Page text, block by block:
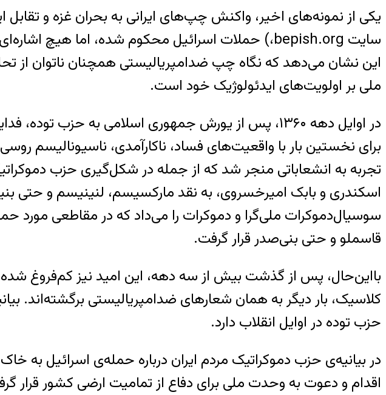
یکی از نمونه‌های اخیر، واکنش چپ‌های ایرانی به بحران غزه و تقابل ایران و
سایت bepish.org،)
این نشان می‌دهد که نگاه چپ ضدامپریالیستی همچنان ناتوان از
ملی بر اولویت‌های ایدئولوژیک خود است.
در اوایل دهه ۱۳۶۰، پس از یورش جمهوری اسلامی به حزب
تجربه به انشعاباتی منجر شد که از جمله در شکل‌گیری حزب
اسکندری و بابک امیرخسروی، به نقد مارکسیسم، لنینیسم و حتی
سوسیال‌دموکرات ملی‌گرا و دموکرات را می‌داد که در مقاطعی مورد
قاسملو و حتی بنی‌صدر قرار گرفت.
بااین‌حال، پس از گذشت بیش از سه دهه، این امید نیز کم‌فروغ
کلاسیک، بار دیگر به همان شعارهای ضدامپریالیستی برگشته‌اند.
حزب توده در اوایل انقلاب دارد.
در بیانیه‌ی حزب دموکراتیک مردم ایران درباره حمله‌ی اسرائیل به خاک
اقدام و دعوت به وحدت ملی برای دفاع از تمامیت ارضی کشور قرار